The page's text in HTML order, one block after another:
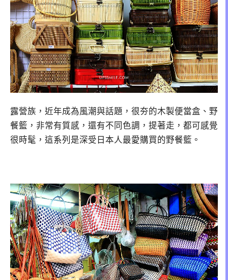
露營族，近年成為風潮與話題，很夯的木製便當盒、野
餐籃，非常有質感，還有不同色調，提著走，都可感覺
很時髦，這系列是深受日本人最愛購買的野餐籃。